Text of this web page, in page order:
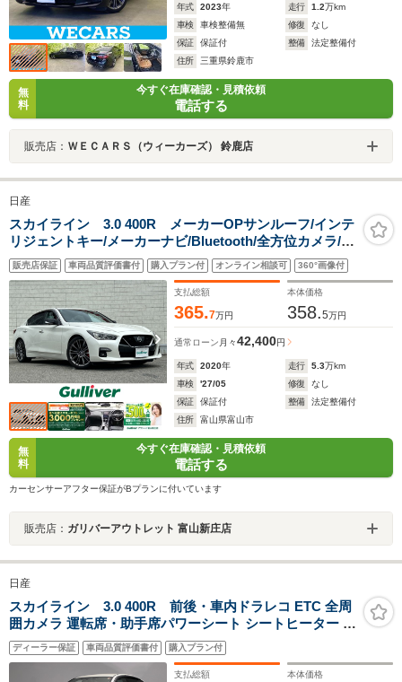
年式 2023年 走行 1.2万km
車検
車検整備無 修復
なし
保証
保証付 整備
法定整備付
住所
三重県鈴鹿市
無
料
今すぐ在庫確認・見積依頼
電話する
販売店： ＷＥＣＡＲＳ（ウィーカーズ） 鈴鹿店
日産
スカイライン 3.0 400R メーカーOPサンルーフ/インテ
リジェントキー/メーカーナビ/Bluetooth/全方位カメラ/バ
ックカメラ/アダプティブクルーズコントロール/オートマ
チックハイビーム/前席パワーシート/LEDライト
販売店保証 車両品質評価書付 購入プラン付 オンライン相談可 360°画像付
支払総額
365.7万円
本体価格
358.5万円
通常ローン 月々42,400円
年式 2020年 走行 5.3万km
車検
'27/05 修復
なし
保証
保証付 整備
法定整備付
住所
富山県富山市
無
料
今すぐ在庫確認・見積依頼
電話する
カーセンサーアフター保証がBプランに付いています
販売店： ガリバーアウトレット 富山新庄店
日産
スカイライン 3.0 400R 前後・車内ドラレコ ETC 全周
囲カメラ 運転席・助手席パワーシート シートヒーター シ
ートメモリー ACC LEDヘッドライト 純正アルミホイー
ル ディーラー保証
ディーラー保証 車両品質評価書付 購入プラン付
支払総額 本体価格